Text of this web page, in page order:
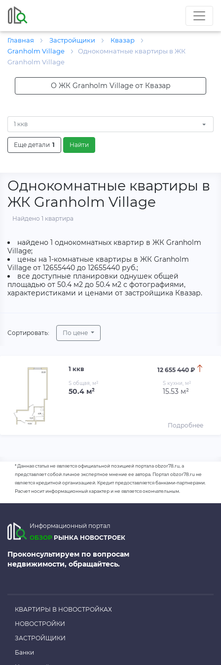
Главная Застройщики
Квазар
Granholm Village
Однокомнатные квартиры в ЖК
Granholm Village
О ЖК Granholm Village от Квазар
1 ккв
Еще детали 1 Найти
Однокомнатные квартиры в
ЖК Granholm Village
Найдено 1 квартира
найдено 1 однокомнатных квартир в ЖК Granholm
Village;
цены на 1-комнатные квартиры в ЖК Granholm
Village от 12655440 до 12655440 руб.;
все доступные планировки однушек общей
площадью от 50.4 м2 до 50.4 м2 с фотографиями,
характеристиками и ценами от застройщика Квазар.
Сортировать: По цене
1 ккв 12 655 440 ₽
S общая, м²
50.4 м²
S кухни, м²
15.53 м²
Подробнее
* Данная статья не является официальной позицией портала obzor78.ru, а
представляет собой личное экспертное мнение ее автора. Портал obzor78.ru не
является кредитной организацией. Кредит предоставляется банками-партнерами.
Расчет носит информационный характер и не является окончательным.
Информационный портал
ОБЗОР РЫНКА НОВОСТРОЕК
Проконсультируем по вопросам
недвижимости, обращайтесь.
КВАРТИРЫ В НОВОСТРОЙКАХ
НОВОСТРОЙКИ
ЗАСТРОЙЩИКИ
Банки